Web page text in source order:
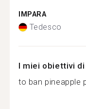
IMPARA
Tedesco
I miei obiettivi
to ban pineapple